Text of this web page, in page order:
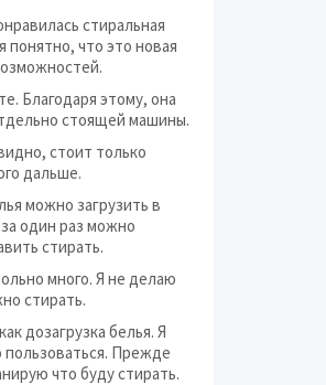
стиральная
понятно, что это новая
Благодаря этому, она
стоящей машины.
стоит только
дальше.
можно загрузить в
один раз можно
стирать.
много. Я не делаю
стирать.
дозагрузка белья. Я
пользоваться. Прежде
что буду стирать.